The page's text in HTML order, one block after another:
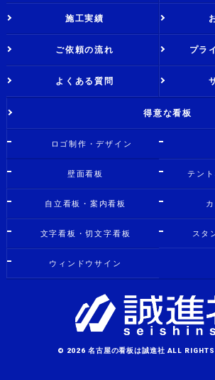
施工実績
ご依頼の流れ プラ
よくある質問
得意な看板
ロゴ制作・デザイン
壁面看板 テン
自立看板・案内看板
文字看板・切文字看板 スタ
ウィンドウサイン
© 2026 名古屋の看板は誠進社 ALL RIGHTS